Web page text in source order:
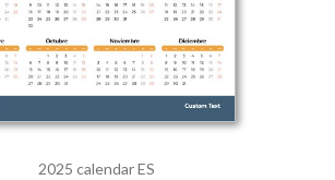
2025 calendar ES